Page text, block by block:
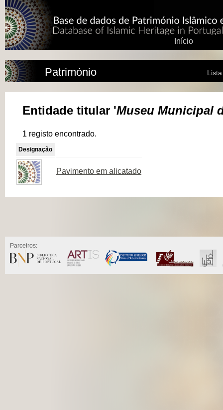
Início
Património
Entidade titular 'Museu Municipal
1 registo encontrado.
Designação
Pavimento em alicatado
Parceiros: